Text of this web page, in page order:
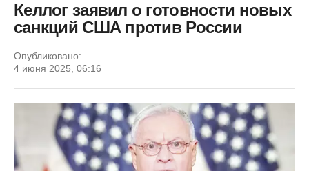
Келлог заявил о готовности новых
санкций США против России
Опубликовано:
4 июня 2025, 06:16